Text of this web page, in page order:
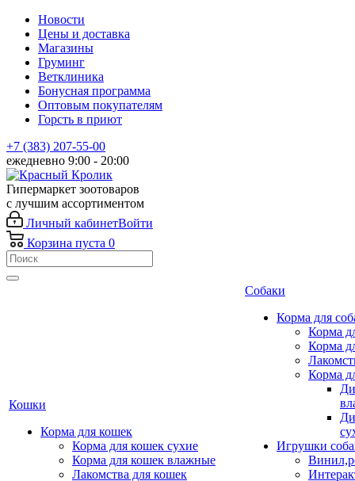
Новости
Цены и доставка
Магазины
Груминг
Ветклиника
Бонусная программа
Оптовым покупателям
Горсть в приют
+7 (383) 207-55-00
ежедневно 9:00 - 20:00
Гипермаркет зоотоваров
с лучшим ассортиментом
Личный кабинетВойти
Корзина пуста 0
Кошки
Корма для кошек
Корма для кошек сухие
Корма для кошек влажные
Лакомства для кошек
Собаки
Корма для
Корма
Корма
Корма
Игрушки